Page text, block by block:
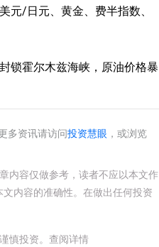
元/日元、黄金、费半指数、
锁霍尔木兹海峡，原油价格暴
多资讯请访问投资慧眼 ，或浏览
内容仅做参考，读者不应以本文作
内容的准确性。在做出任何投资
慎投资。 查阅详情